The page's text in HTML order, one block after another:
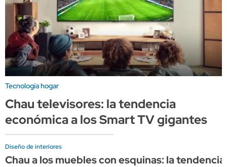
Tecnología hogar
Chau televisores: la tendencia
económica a los Smart TV gigantes
Diseño de interiores
Chau a los muebles con esquinas: la